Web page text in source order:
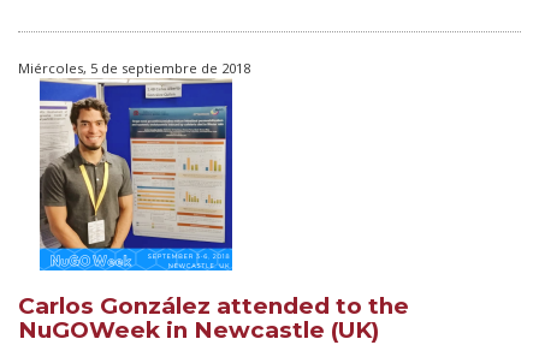
Miércoles, 5 de septiembre de 2018
Carlos González attended to the
NuGOWeek in Newcastle (UK)